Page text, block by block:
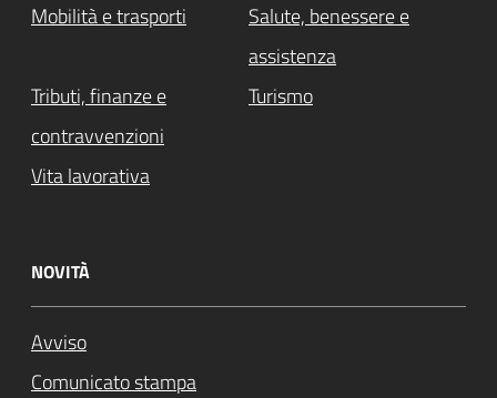
Mobilità e trasporti
Salute, benessere e
assistenza
Tributi, finanze e
contravvenzioni
Turismo
Vita lavorativa
NOVITÀ
Avviso
Comunicato stampa